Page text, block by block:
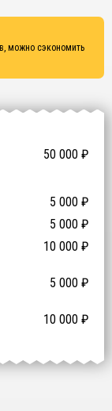
можно сэкономить
50 000 ₽
0 ₽
5 000 ₽
5 000 ₽
10 000 ₽
0 ₽
14 500 ₽
14 500 ₽
14 500 ₽
5 000 ₽
10 000 ₽